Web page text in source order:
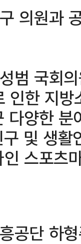
의원과
범 국회
인한 지
다양한
및 생
스포츠
공단 하